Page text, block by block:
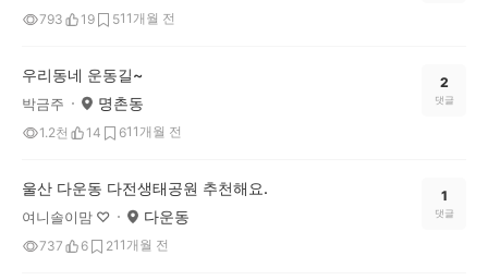
793 19 511개월 전
우리동네 운동길~
박금주 명촌동
1.2천 14 611개월 전
2
댓글
울산 다운동 다전생태공원 추천해요.
여니솔이맘 ♡ 다운동
737 6 211개월 전
1
댓글